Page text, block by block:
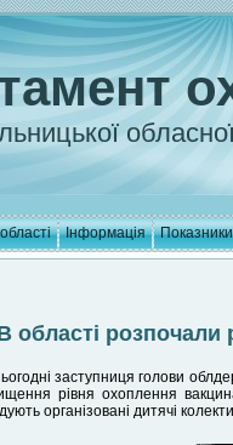
Інформація Показники
області розпочали
заступниця голови
рівня охоплення
організовані дитячі